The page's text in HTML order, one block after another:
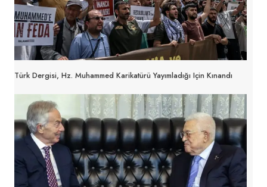
Türk Dergisi, Hz. Muhammed Karikatürü Yayımladığı Için Kınandı